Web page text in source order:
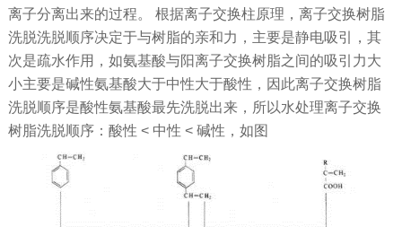
离子分离出来的过程。 根据离子交换柱原理，离子交换树脂
洗脱洗脱顺序决定于与树脂的亲和力，主要是静电吸引，其
次是疏水作用，如氨基酸与阳离子交换树脂之间的吸引力大
小主要是碱性氨基酸大于中性大于酸性，因此离子交换树脂
洗脱顺序是酸性氨基酸最先洗脱出来，所以水处理离子交换
树脂洗脱顺序：酸性 < 中性 < 碱性，如图